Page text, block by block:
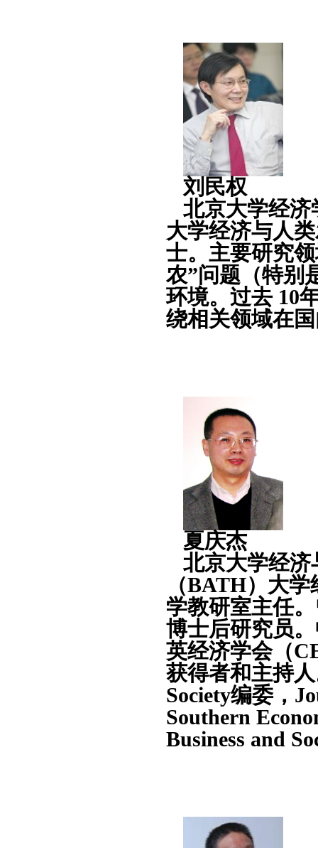
刘民权
北京大学经
大学经济与人
士。主要研究
农”问题（特别
环境。过去 10
绕相关领域在
夏庆杰
北京大学经
（BATH）大
学教研室主任
博士后研究员
英经济学会（
获得者和主持
Society编委，
Southern
Business and